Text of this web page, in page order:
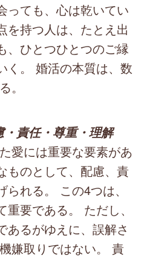
っても、心は乾いてい
を持つ人は、たとえ出
、ひとつひとつのご縁
く。 婚活の本質は、数
。
責任・尊重・理解
愛には重要な要素があ
ものとして、配慮、責
れる。 この4つは、
要である。 ただし、
あるがゆえに、誤解さ
嫌取りではない。 責